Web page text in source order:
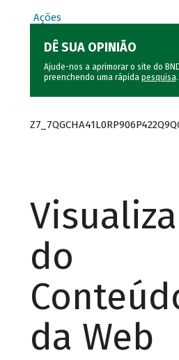
Ações
DÊ SUA OPINIÃO
Ajude-nos a aprimorar o site do
preenchendo uma rápida pesquisa.
do
da Web